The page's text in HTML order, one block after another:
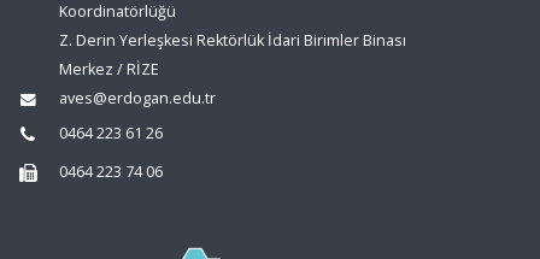
Koordinatörlüğü
Z. Derin Yerleşkesi Rektörlük İdari Birimler Binası
Merkez / RİZE
aves@erdogan.edu.tr
0464 223 61 26
0464 223 74 06